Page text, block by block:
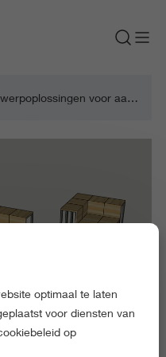
Onderzoek naar ontwerpoplossingen voor aanpasbare communicatieruimten
optimaal te laten
voor diensten van
op